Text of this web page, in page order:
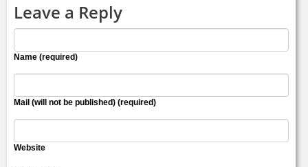
Leave a Reply
Name (required)
Mail (will not be published) (required)
Website